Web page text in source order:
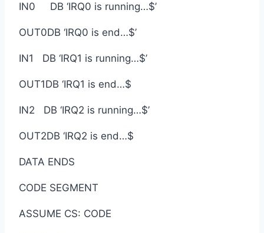
IN0 DB ‘IRQ0 is running…$’
OUT0DB ‘IRQ0 is end…$’
IN1 DB ‘IRQ1 is running…$’
OUT1DB ‘IRQ1 is end…$
IN2 DB ‘IRQ2 is running…$’
OUT2DB ‘IRQ2 is end…$
DATA ENDS
CODE SEGMENT
ASSUME CS: CODE